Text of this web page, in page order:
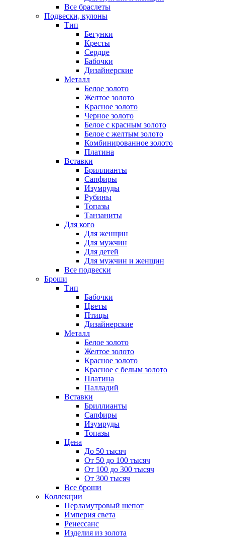
Все браслеты
Подвески, кулоны
Тип
Бегунки
Кресты
Сердце
Бабочки
Дизайнерские
Металл
Белое золото
Желтое золото
Красное золото
Черное золото
Белое с красным золото
Белое с желтым золото
Комбинированное золото
Платина
Вставки
Бриллианты
Сапфиры
Изумруды
Рубины
Топазы
Танзаниты
Для кого
Для женщин
Для мужчин
Для детей
Для мужчин и женщин
Все подвески
Броши
Тип
Бабочки
Цветы
Птицы
Дизайнерские
Металл
Белое золото
Желтое золото
Красное золото
Красное с белым золото
Платина
Палладий
Вставки
Бриллианты
Сапфиры
Изумруды
Топазы
Цена
До 50 тысяч
От 50 до 100 тысяч
От 100 до 300 тысяч
От 300 тысяч
Все броши
Коллекции
Перламутровый шепот
Империя света
Ренессанс
Изделия из золота